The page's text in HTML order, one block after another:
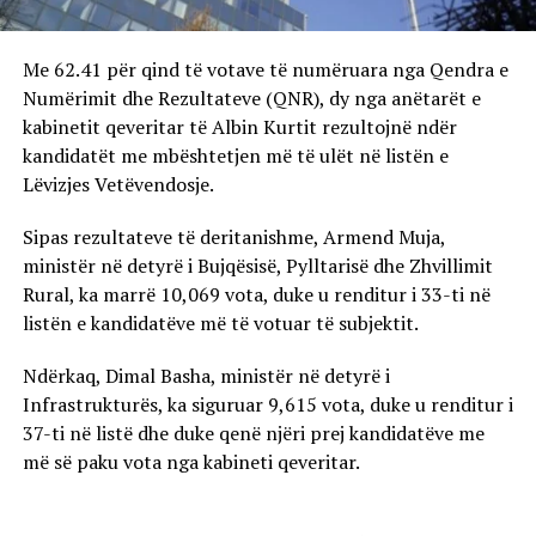
Me 62.41 për qind të votave të numëruara nga Qendra e
Numërimit dhe Rezultateve (QNR), dy nga anëtarët e
kabinetit qeveritar të Albin Kurtit rezultojnë ndër
kandidatët me mbështetjen më të ulët në listën e
Lëvizjes Vetëvendosje.
Sipas rezultateve të deritanishme, Armend Muja,
ministër në detyrë i Bujqësisë, Pylltarisë dhe Zhvillimit
Rural, ka marrë 10,069 vota, duke u renditur i 33-ti në
listën e kandidatëve më të votuar të subjektit.
Ndërkaq, Dimal Basha, ministër në detyrë i
Infrastrukturës, ka siguruar 9,615 vota, duke u renditur i
37-ti në listë dhe duke qenë njëri prej kandidatëve me
më së paku vota nga kabineti qeveritar.